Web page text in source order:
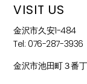
VISIT US
金沢市久安1-484
Tel: 076-287-3936
金沢市池田町３番